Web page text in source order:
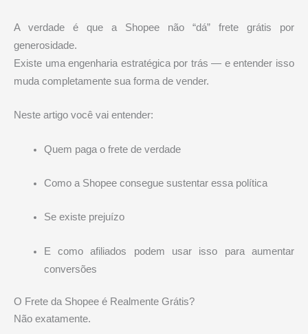
A verdade é que a Shopee não “dá” frete grátis por
generosidade.
Existe uma engenharia estratégica por trás — e entender isso
muda completamente sua forma de vender.
Neste artigo você vai entender:
Quem paga o frete de verdade
Como a Shopee consegue sustentar essa política
Se existe prejuízo
E como afiliados podem usar isso para aumentar
conversões
O Frete da Shopee é Realmente Grátis?
Não exatamente.